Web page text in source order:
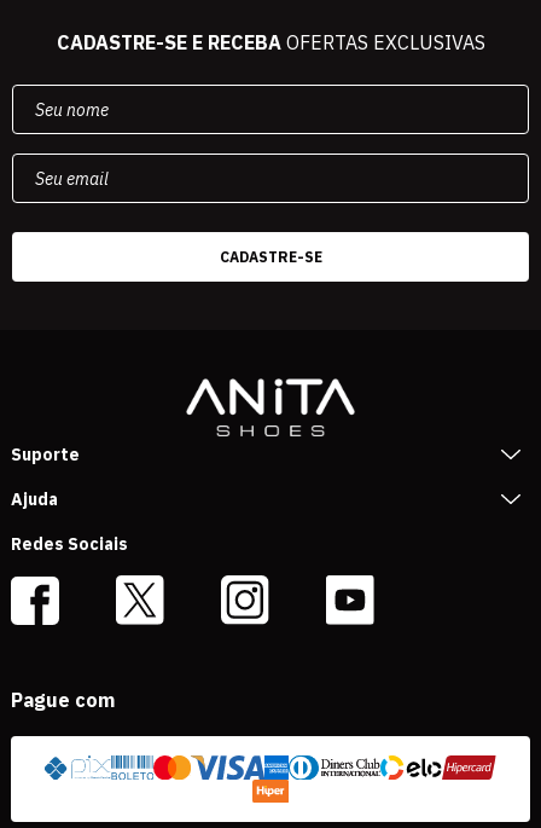
CADASTRE-SE E RECEBAOFERTAS EXCLUSIVAS
Suporte
Ajuda
Redes Sociais
Pague com